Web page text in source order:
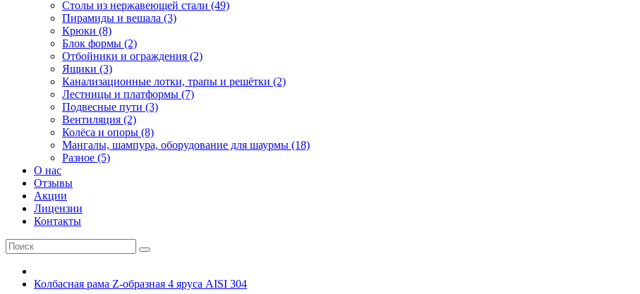
Столы из нержавеющей стали (49)
Пирамиды и вешала (3)
Крюки (8)
Блок формы (2)
Отбойники и ограждения (2)
Ящики (3)
Канализационные лотки, трапы и решётки (2)
Лестницы и платформы (7)
Подвесные пути (3)
Вентиляция (2)
Колёса и опоры (8)
Мангалы, шампура, оборудование для шаурмы (18)
Разное (5)
О нас
Отзывы
Акции
Лицензии
Контакты
Колбасная рама Z-образная 4 яруса AISI 304